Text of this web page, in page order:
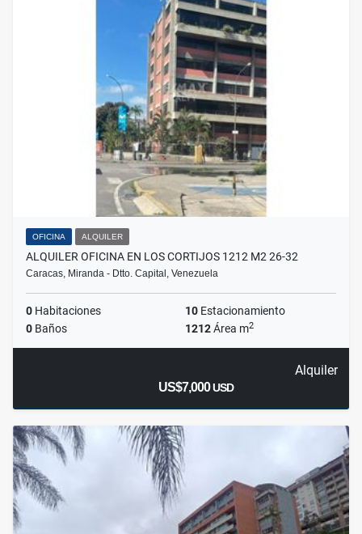
OFICINA ALQUILER
ALQUILER OFICINA EN LOS CORTIJOS 1212 M2 26-32
Caracas, Miranda - Dtto. Capital, Venezuela
0 Habitaciones 10 Estacionamiento
0 Baños 1212Área m2
Alquiler
US$7,000USD